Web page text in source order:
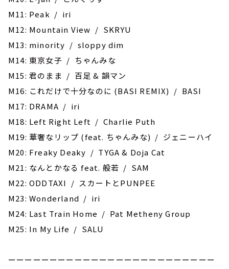
M11: Peak / iri
M12: Mountain View / SKRYU
M13: minority / sloppy dim
M14: 東京女子 / ちゃんみな
M15: 君のまま / 百足 & 韻マン
M16: これだけで十分なのに (BASI REMIX) / BASI
M17: DRAMA / iri
M18: Left Right Left / Charlie Puth
M19: 華奢なリップ (feat. ちゃんみな) / ジェニーハイ
M20: Freaky Deaky / ‎TYGA & Doja Cat
M21: なんとかなる feat. 般若 / SAM
M22: ODDTAXI / スカートとPUNPEE
M23: Wonderland / iri
M24: Last Train Home / Pat Metheny Group
M25: In My Life / SALU
ーーーーーーーーーーーーーーーーーーーーーーーーー